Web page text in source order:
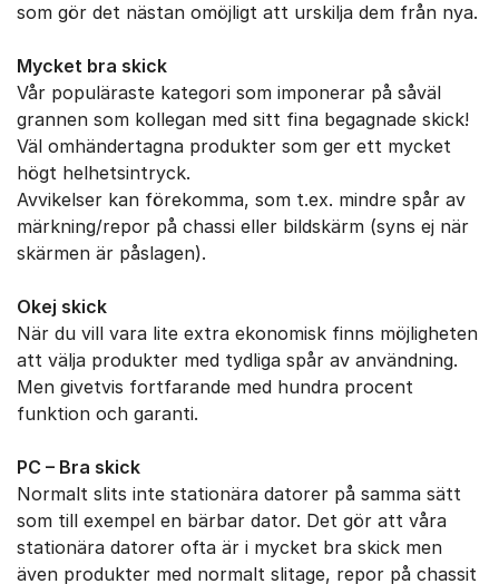
som gör det nästan omöjligt att urskilja dem från nya.
Mycket bra skick
Vår populäraste kategori som imponerar på såväl
grannen som kollegan med sitt fina begagnade skick!
Väl omhändertagna produkter som ger ett mycket
högt helhetsintryck.
Avvikelser kan förekomma, som t.ex. mindre spår av
märkning/repor på chassi eller bildskärm (syns ej när
skärmen är påslagen).
Okej skick
När du vill vara lite extra ekonomisk finns möjligheten
att välja produkter med tydliga spår av användning.
Men givetvis fortfarande med hundra procent
funktion och garanti.
PC – Bra skick
Normalt slits inte stationära datorer på samma sätt
som till exempel en bärbar dator. Det gör att våra
stationära datorer ofta är i mycket bra skick men
även produkter med normalt slitage, repor på chassit